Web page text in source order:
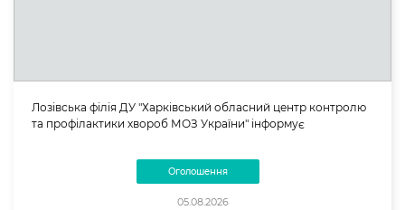
Лозівська філія ДУ "Харківський обласний центр контролю
та профілактики хвороб МОЗ України" інформує
Оголошення
05.08.2026